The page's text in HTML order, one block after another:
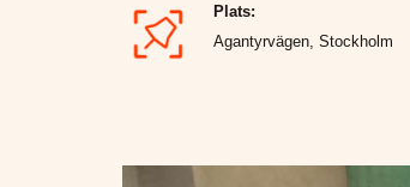
Plats:
Agantyrvägen, Stockholm